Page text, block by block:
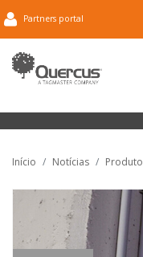
Partners portal
Início Notícias Produto